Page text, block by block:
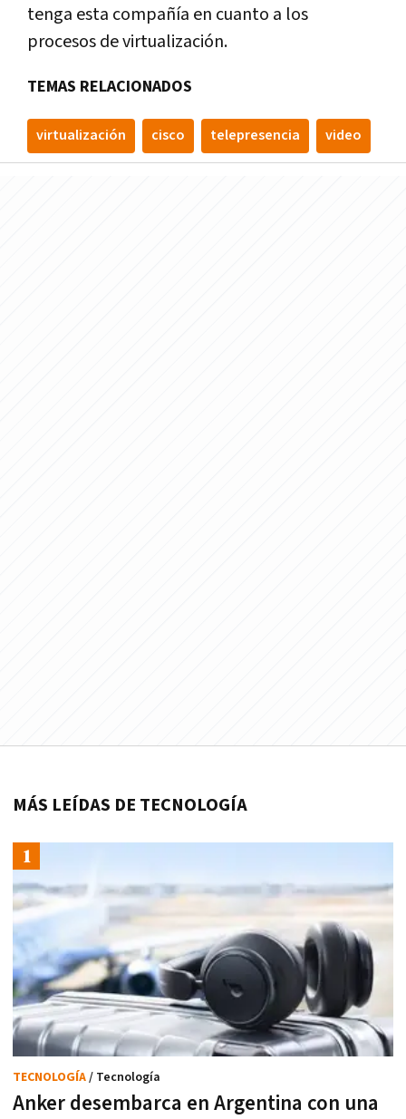
tenga esta compañía en cuanto a los
procesos de virtualización.
TEMAS RELACIONADOS
virtualización cisco telepresencia video
MÁS LEÍDAS DE TECNOLOGÍA
Anker desembarca en Argentina con una
TECNOLOGÍA/ Tecnología